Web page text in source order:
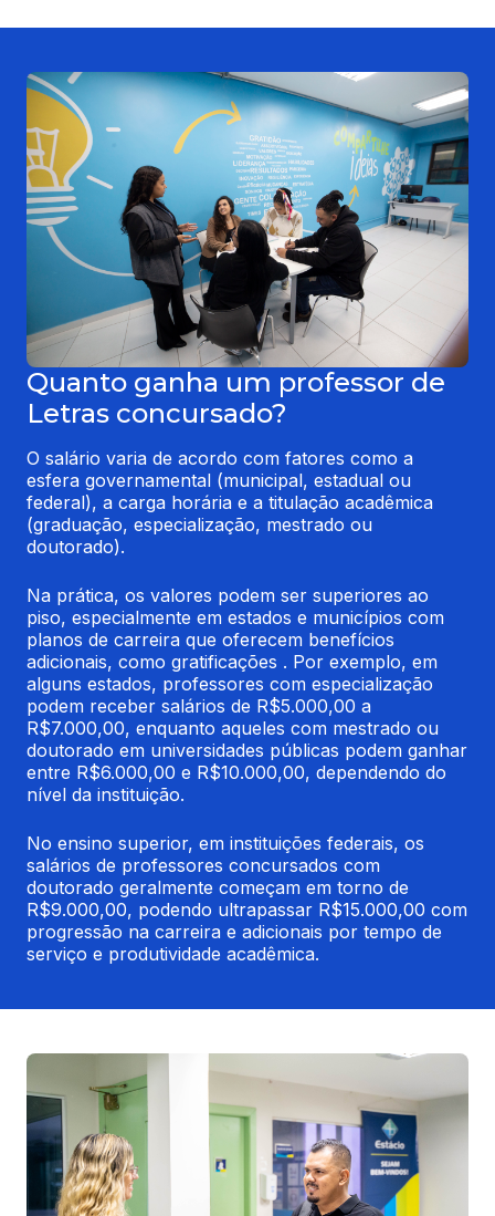
Quanto ganha um professor de
Letras concursado?
O salário varia de acordo com fatores como a
esfera governamental (municipal, estadual ou
federal), a carga horária e a titulação acadêmica
(graduação, especialização, mestrado ou
doutorado).
Na prática, os valores podem ser superiores ao
piso, especialmente em estados e municípios com
planos de carreira que oferecem benefícios
adicionais, como gratificações . Por exemplo, em
alguns estados, professores com especialização
podem receber salários de R$5.000,00 a
R$7.000,00, enquanto aqueles com mestrado ou
doutorado em universidades públicas podem ganhar
entre R$6.000,00 e R$10.000,00, dependendo do
nível da instituição.
No ensino superior, em instituições federais, os
salários de professores concursados com
doutorado geralmente começam em torno de
R$9.000,00, podendo ultrapassar R$15.000,00 com
progressão na carreira e adicionais por tempo de
serviço e produtividade acadêmica.